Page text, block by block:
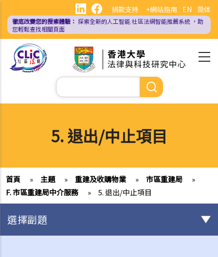
內
EN 简体
捐款支持 +網站指南
徹底改變您的搜索體驗： 探索全新的人工智能社區法網智能推薦系統 ，助
您輕鬆查找相關頁面
Search
5. 退出/中止項目
首頁 » 主題 » 重建及收購物業 » 市區重建局
»
F. 市區重建局中介服務
» 5. 退出/中止項目
選擇副題